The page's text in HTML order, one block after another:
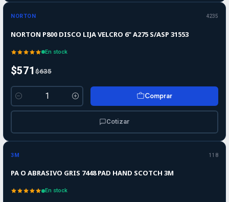
-10%OFF
NORTON 4235
NORTON P800 DISCO LIJA VELCRO 6" A275 S/ASP 31553
En stock
$571 $635
Cantidad
Comprar
Cotizar
3M 118
PA O ABRASIVO GRIS 7448 PAD HAND SCOTCH 3M
En stock